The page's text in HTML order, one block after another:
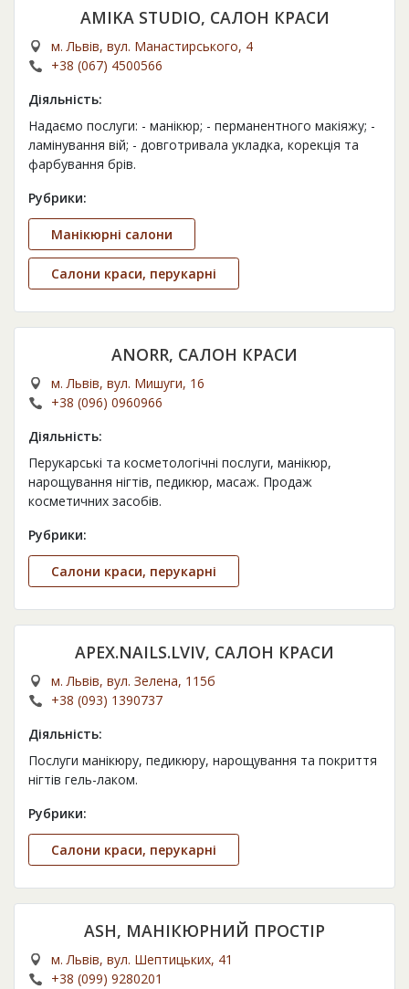
AMIKA STUDIO, САЛОН КРАСИ
м. Львів, вул. Манастирського, 4
+38 (067) 4500566
Діяльність:
Надаємо послуги: - манікюр; - перманентного макіяжу; -
ламінування вій; - довготривала укладка, корекція та
фарбування брів.
Рубрики:
Манікюрні салони
Салони краси, перукарні
ANORR, САЛОН КРАСИ
м. Львів, вул. Мишуги, 16
+38 (096) 0960966
Діяльність:
Перукарські та косметологічні послуги, манікюр,
нарощування нігтів, педикюр, масаж. Продаж
косметичних засобів.
Рубрики:
Салони краси, перукарні
APEX.NAILS.LVIV, САЛОН КРАСИ
м. Львів, вул. Зелена, 115б
+38 (093) 1390737
Діяльність:
Послуги манікюру, педикюру, нарощування та покриття
нігтів гель-лаком.
Рубрики:
Салони краси, перукарні
ASH, МАНІКЮРНИЙ ПРОСТІР
м. Львів, вул. Шептицьких, 41
+38 (099) 9280201